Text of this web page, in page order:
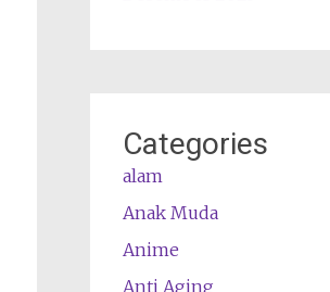
Categories
alam
Anak Muda
Anime
Anti Aging